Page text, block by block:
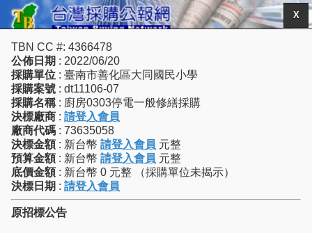
X
TBN CC #: 4366478
公佈日期 : 2022/06/20
採購單位 : 臺南市善化區大同國民小學
採購案號 : dt11106-07
採購名稱 : 廚房0303停電一般修繕採購
決標廠商 : 請登入會員
廠商代碼 : 73635058
決標金額 : 新台幣 請登入會員 元整
預算金額 : 新台幣 請登入會員 元整
底價金額 : 新台幣 0 元整 （採購單位未揭示）
決標日期 : 請登入會員
原招標公告